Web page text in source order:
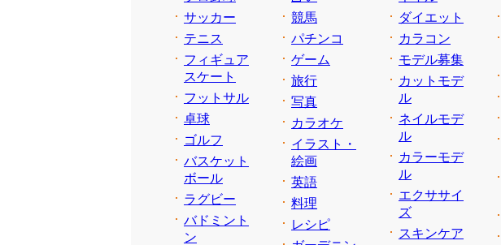
サッカー
テニス
フィギュア
スケート
フットサル
卓球
ゴルフ
バスケット
ボール
ラグビー
バドミント
ン
競馬
パチンコ
ゲーム
旅行
写真
カラオケ
イラスト・
絵画
英語
料理
レシピ
ダイエット
カラコン
モデル募集
カットモデ
ル
ネイルモデ
ル
カラーモデ
ル
エクササイ
ズ
スキンケア